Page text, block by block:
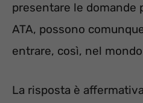
presentare le domande
ATA, possono
entrare, così, nel
La risposta è